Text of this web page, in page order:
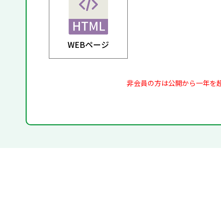
WEBページ
非会員の方は公開から一年を